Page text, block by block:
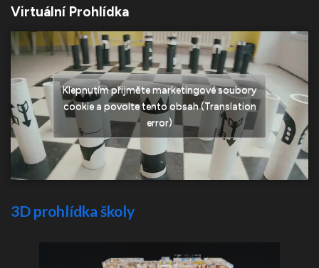
Virtuální Prohlídka
Klepnutím přijměte marketingové soubory
cookie a povolte tento obsah (Translation
error)
3D prohlídka školy